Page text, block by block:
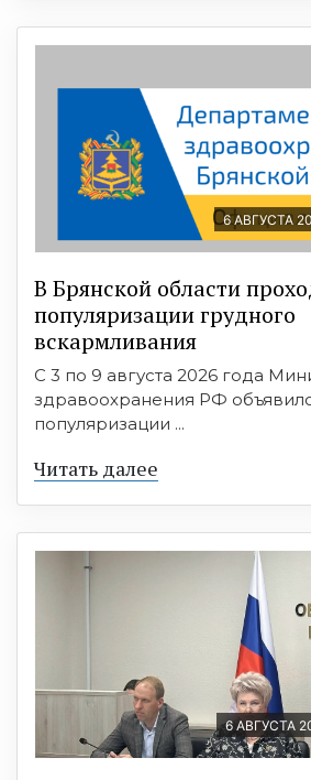
6 АВГУСТА
В Брянской области
популяризации грудного
вскармливания
С 3 по 9 августа 2026 года
здравоохранения РФ
популяризации ...
Читать далее
6 АВГУСТА